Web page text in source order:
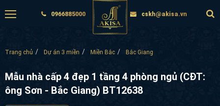
0966885000 cskh@akisa.vn
Trang chủ Dự án 3 miền Miền Bắc Bắc Giang
Mẫu nhà cấp 4 đẹp 1 tầng 4 phòng ngủ (CĐT:
ông Sơn - Bắc Giang) BT12638